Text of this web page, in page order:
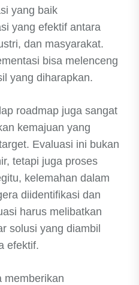
yang baik
yang efektif antara
dan masyarakat.
bisa melenceng
yang diharapkan.
roadmap juga sangat
kemajuan yang
Evaluasi ini bukan
tetapi juga proses
kelemahan dalam
diidentifikasi dan
harus melibatkan
solusi yang diambil
efektif.
memberikan